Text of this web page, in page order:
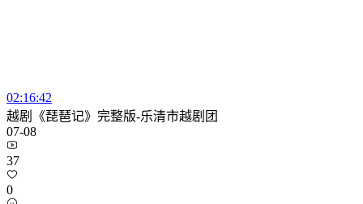
02:16:42
越剧《琵琶记》完整版-乐清市越剧团
07-08
37
0